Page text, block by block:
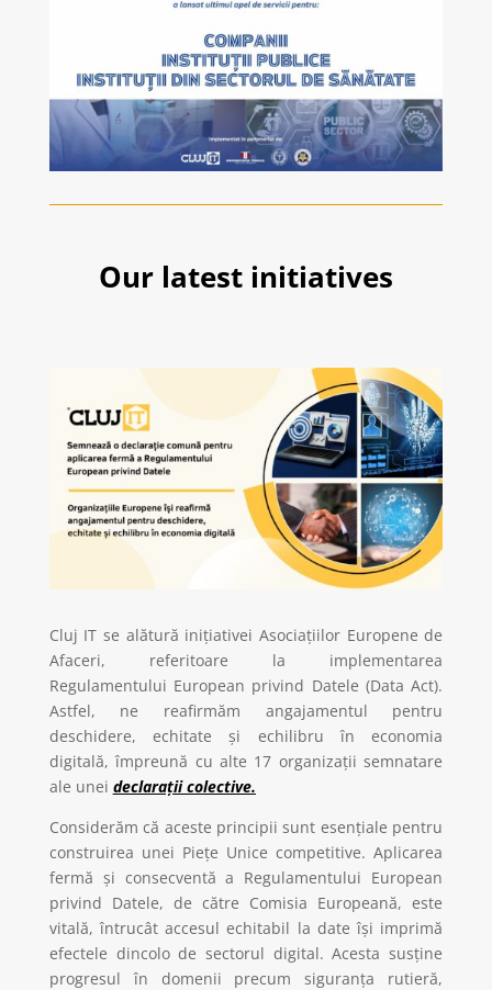
Our latest initiatives
Cluj IT se alătură inițiativei Asociațiilor Europene de
Afaceri, referitoare la implementarea
Regulamentului European privind Datele (Data Act).
Astfel, ne reafirmăm angajamentul pentru
deschidere, echitate și echilibru în economia
digitală, împreună cu alte 17 organizații semnatare
ale unei declarații colective.
Considerăm că aceste principii sunt esențiale pentru
construirea unei Piețe Unice competitive. Aplicarea
fermă și consecventă a Regulamentului European
privind Datele, de către Comisia Europeană, este
vitală, întrucât accesul echitabil la date își imprimă
efectele dincolo de sectorul digital. Acesta susține
progresul în domenii precum siguranța rutieră,